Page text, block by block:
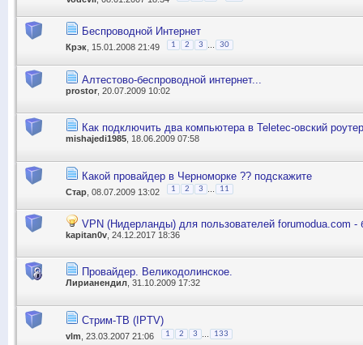
Беспроводной Интернет
Крэк , 15.01.2008 21:49 1 2 3 30
Алтестово-беспроводной интернет...
prostor , 20.07.2009 10:02
Как подключить два компьютера в Teletec-овский
mishajedi1985 , 18.06.2009 07:58
Какой провайдер в Черноморке ?? подскажите
Стар , 08.07.2009 13:02 1 2 3 11
VPN (Нидерланды) для пользователей forumodua.com -
kapitan0v , 24.12.2017 18:36
Провайдер. Великодолинское.
Лирианендил, 31.10.2009 17:32
Стрим-ТВ (IPTV)
vlm , 23.03.2007 21:06 1 2 3 133